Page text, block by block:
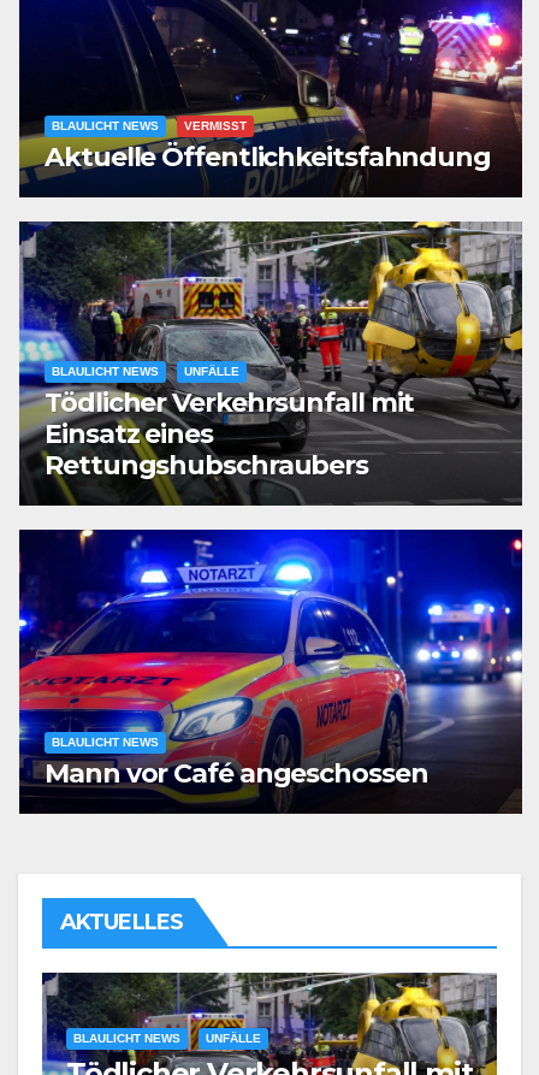
BLAULICHT NEWS VERMISST
Aktuelle Öffentlichkeitsfahndung
BLAULICHT NEWS UNFÄLLE
Tödlicher Verkehrsunfall mit
Einsatz eines
Rettungshubschraubers
BLAULICHT NEWS
Mann vor Café angeschossen
AKTUELLES
BLAULICHT NEWS UNFÄLLE